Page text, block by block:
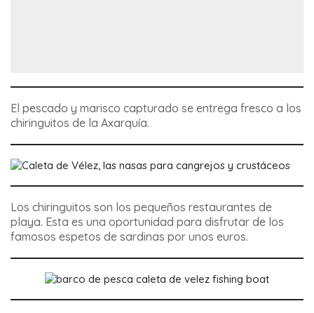
El pescado y marisco capturado se entrega fresco a los
chiringuitos de la Axarquía.
Los chiringuitos son los pequeños restaurantes de
playa. Esta es una oportunidad para disfrutar de los
famosos espetos de sardinas por unos euros.